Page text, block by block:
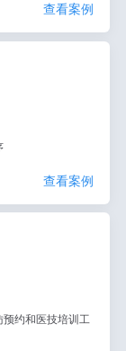
查看案例
查看案例
约和医技培训工